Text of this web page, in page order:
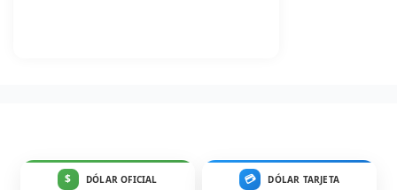
$ DÓLAR OFICIAL 💳 DÓLAR TARJETA